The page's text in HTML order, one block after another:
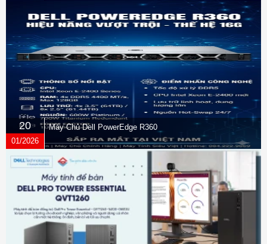
20
01/2026
Máy Chủ Dell PowerEdge R360